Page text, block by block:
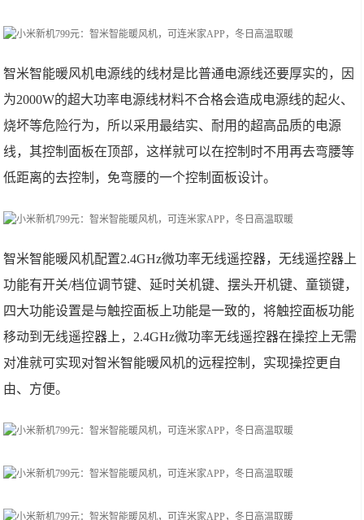
智米智能暖风机电源线的线材是比普通电源线还要厚实的，因
为2000W的超大功率电源线材料不合格会造成电源线的起火、
烧坏等危险行为，所以采用最结实、耐用的超高品质的电源
线，其控制面板在顶部，这样就可以在控制时不用再去弯腰等
低距离的去控制，免弯腰的一个控制面板设计。
智米智能暖风机配置2.4GHz微功率无线遥控器，无线遥控器上
功能有开关/档位调节键、延时关机键、摆头开机键、童锁键，
四大功能设置是与触控面板上功能是一致的，将触控面板功能
移动到无线遥控器上，2.4GHz微功率无线遥控器在操控上无需
对准就可实现对智米智能暖风机的远程控制，实现操控更自
由、方便。